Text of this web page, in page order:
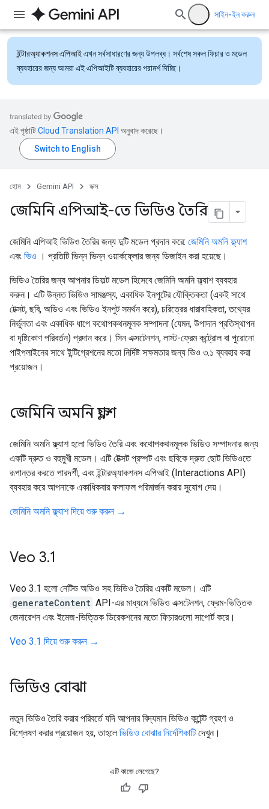
সাইন-ইন করুন
ইন্টারঅ্যাকশনস এপিআইএখন সর্বসাধারণের জন্য উপলব্ধ। সর্বশেষ সকল ফিচার ও মডেল
ব্যবহারের জন্য আমরা এই এপিআইটি ব্যবহারের পরামর্শ দিচ্ছি।
এই পৃষ্ঠাটিCloud Translation API অনুবাদ করেছে।
হোম Gemini API ডক্স
জেমিনি এপিআই-তে ভিডিও তৈরি
জেমিনি এপিআই ভিডিও তৈরির জন্য দুটি মডেল প্রদান করে: জেমিনি অমনি ফ্ল্যাশ
এবং ভিও । প্রতিটি ভিন্ন ভিন্ন ওয়ার্কফ্লোর জন্য ডিজাইন করা হয়েছে।
ভিডিও তৈরির জন্য আপনার ডিফল্ট মডেল হিসেবে জেমিনি অমনি ফ্ল্যাশ ব্যবহার
করুন। এটি উন্নত ভিডিও সামঞ্জস্য, একাধিক ইনপুটের যৌক্তিকতা (একই সাথে
টেক্সট, ছবি, অডিও এবং ভিডিও ইনপুট সমর্থন করে), চরিত্রের ধারাবাহিকতা, তথ্যের
নির্ভুলতা এবং একাধিক ধাপে কথোপকথনমূলক সম্পাদনা (যেমন, উপাদান প্রতিস্থাপন
বা দৃষ্টিকোণ পরিবর্তন) প্রদান করে। সিন এক্সটেনশন, লাস্ট-ফ্রেম কন্ট্রোল বা পুরোনো
পাইপলাইনের সাথে ইন্টিগ্রেশনের মতো নির্দিষ্ট সক্ষমতার জন্য ভিও ৩.১ ব্যবহার করা
প্রয়োজন।
জেমিনি অমনি ফ্ল্যাশ
জেমিনি অমনি ফ্ল্যাশ হলো ভিডিও তৈরি এবং কথোপকথনমূলক ভিডিও সম্পাদনার জন্য
একটি দ্রুত ও বহুমুখী মডেল। এটি টেক্সট প্রম্পট এবং ছবিকে দ্রুত ছোট ভিডিওতে
রূপান্তর করতে পারদর্শী, এবং ইন্টারঅ্যাকশনস এপিআই (Interactions API)
ব্যবহার করে আপনাকে একাধিকবার ফলাফল পরিমার্জন করার সুযোগ দেয়।
জেমিনি অমনি ফ্ল্যাশ দিয়ে শুরু করুন →
Veo 3.1
Veo 3.1 হলো নেটিভ অডিও সহ ভিডিও তৈরির একটি মডেল। এটি
generateContent API-এর মাধ্যমে ভিডিও এক্সটেনশন, ফ্রেম-ভিত্তিক
জেনারেশন এবং ইমেজ-ভিত্তিক ডিরেকশনের মতো ফিচারগুলো সাপোর্ট করে।
Veo 3.1 দিয়ে শুরু করুন →
ভিডিও বোঝা
নতুন ভিডিও তৈরি করার পরিবর্তে যদি আপনার বিদ্যমান ভিডিও কন্টেন্ট গ্রহণ ও
বিশ্লেষণ করার প্রয়োজন হয়, তাহলে ভিডিও বোঝার নির্দেশিকাটিদেখুন।
এটি কাজে লেগেছে?